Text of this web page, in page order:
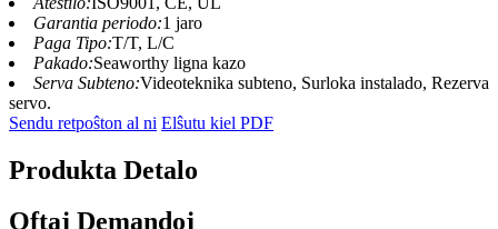
Garantia periodo:1 jaro
Paga Tipo:T/T, L/C
Pakado:Seaworthy ligna kazo
Serva Subteno:Videoteknika subteno, Surloka instalado, Rezerva
servo.
Sendu retpoŝton al ni Elŝutu kiel PDF
Produkta Detalo
Oftaj Demandoj